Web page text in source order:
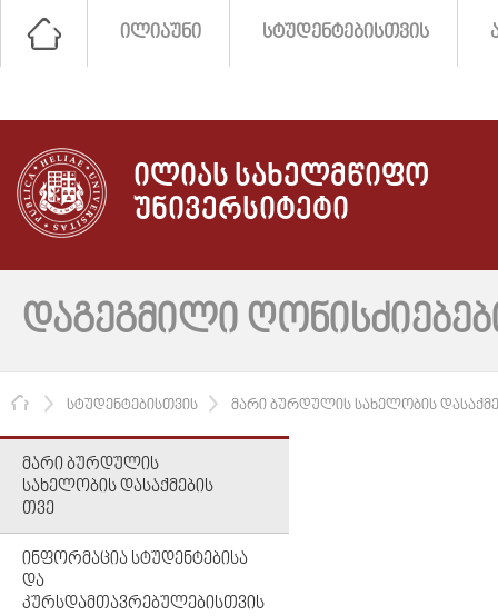
ᲘᲚᲘᲐᲣᲜᲘ ᲡᲢᲣᲓᲔᲜᲢᲔᲑᲘᲡᲗᲕᲘᲡ
ᲘᲚᲘᲐᲡ ᲡᲐᲮᲔᲚᲛᲬᲘᲤᲝ
ᲣᲜᲘᲕᲔᲠᲡᲘᲢᲔᲢᲘ
ᲓᲐᲒᲔᲒᲛᲘᲚᲘ
ᲛᲗᲐᲕᲐᲠᲘ
ᲡᲢᲣᲓᲔᲜᲢᲔᲑᲘᲡᲗᲕᲘᲡ ᲛᲐᲠᲘ ᲑᲣᲠᲓᲣᲚᲘᲡ ᲡᲐᲮᲔᲚᲝᲑᲘᲡ
ᲛᲐᲠᲘ ᲑᲣᲠᲓᲣᲚᲘᲡ
ᲡᲐᲮᲔᲚᲝᲑᲘᲡ ᲓᲐᲡᲐᲥᲛᲔᲑᲘᲡ
ᲗᲕᲔ
ᲘᲜᲤᲝᲠᲛᲐᲪᲘᲐ ᲡᲢᲣᲓᲔᲜᲢᲔᲑᲘᲡᲐ
ᲓᲐ
ᲙᲣᲠᲡᲓᲐᲛᲗᲐᲕᲠᲔᲑᲣᲚᲔᲑᲘᲡᲗᲕᲘᲡ